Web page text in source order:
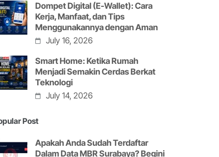
Dompet Digital (E-Wallet): Cara
Kerja, Manfaat, dan Tips
Menggunakannya dengan Aman
July 16, 2026
Smart Home: Ketika Rumah
Menjadi Semakin Cerdas Berkat
Teknologi
July 14, 2026
Post
Apakah Anda Sudah Terdaftar
Dalam Data MBR Surabaya? Begini